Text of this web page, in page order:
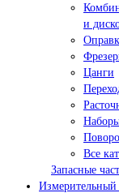
и
Цанги
Все
Запасные
Измерительный